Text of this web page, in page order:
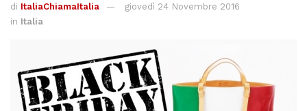
di ItaliaChiamaItalia
giovedì 24 Novembre 2016
in Italia